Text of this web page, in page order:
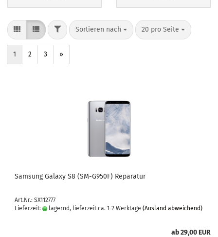
Sortieren nach 20 pro Seite
1 2 3 »
Sam­sung Ga­la­xy S8 (SM-​G950F) Re­pa­ra­tur
Art.Nr.: SX112777
Lieferzeit:
lagernd, lieferzeit ca. 1-2 Werktage (Ausland abweichend)
ab 29,00 EUR